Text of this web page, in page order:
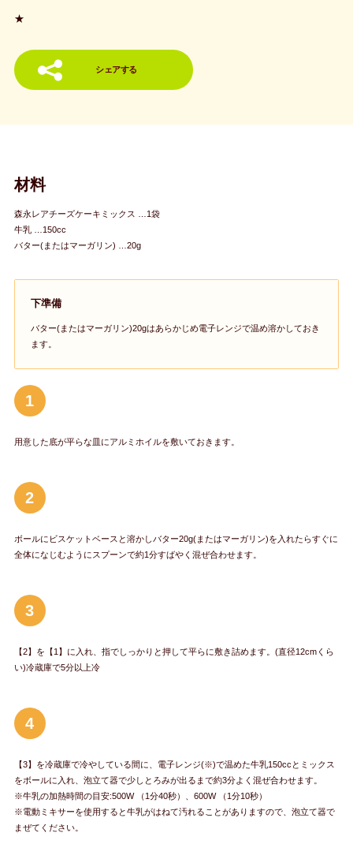
★
シェアする
材料
森永レアチーズケーキミックス …1袋
牛乳 …150cc
バター(またはマーガリン) …20g
下準備
バター(またはマーガリン)20gはあらかじめ電子レンジで温め溶かしておき
ます。
1
用意した底が平らな皿にアルミホイルを敷いておきます。
2
ボールにビスケットベースと溶かしバター20g(またはマーガリン)を入れたらすぐに
全体になじむようにスプーンで約1分すばやく混ぜ合わせます。
3
【2】を【1】に入れ、指でしっかりと押して平らに敷き詰めます。(直径12cmくら
い)冷蔵庫で5分以上冷
4
【3】を冷蔵庫で冷やしている間に、電子レンジ(※)で温めた牛乳150ccとミックス
をボールに入れ、泡立て器で少しとろみが出るまで約3分よく混ぜ合わせます。
※牛乳の加熱時間の目安:500W （1分40秒）、600W （1分10秒）
※電動ミキサーを使用すると牛乳がはねて汚れることがありますので、泡立て器で
まぜてください。